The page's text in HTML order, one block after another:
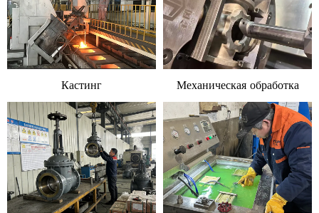
Кастинг Механическая обработка